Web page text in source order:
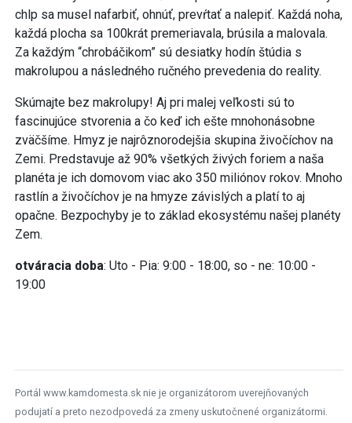
chlp sa musel nafarbiť, ohnúť, prevŕtať a nalepiť. Každá noha,
každá plocha sa 100krát premeriavala, brúsila a malovala.
Za každým “chrobáčikom” sú desiatky hodín štúdia s
makrolupou a následného ručného prevedenia do reality.
Skúmajte bez makrolupy! Aj pri malej veľkosti sú to
fascinujúce stvorenia a čo keď ich ešte mnohonásobne
zväčšíme. Hmyz je najrôznorodejšia skupina živočíchov na
Zemi. Predstavuje až 90% všetkých živých foriem a naša
planéta je ich domovom viac ako 350 miliónov rokov. Mnoho
rastlín a živočíchov je na hmyze závislých a platí to aj
opačne. Bezpochyby je to základ ekosystému našej planéty
Zem.
otváracia doba: Uto - Pia: 9:00 - 18:00, so - ne: 10:00 -
19:00
Portál www.kamdomesta.sk nie je organizátorom uverejňovaných
podujatí a preto nezodpovedá za zmeny uskutočnené organizátormi.